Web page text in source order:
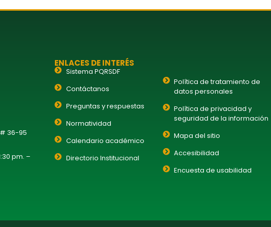
36-95
pm. –
ENLACES DE INTERÉS
Sistema PQRSDF
Contáctanos
Preguntas y respuestas
Normatividad
Calendario académico
Directorio Institucional
Política de tratamiento de
datos personales
Política de privacidad y
seguridad de la información
Mapa del sitio
Accesibilidad
Encuesta de usabilidad